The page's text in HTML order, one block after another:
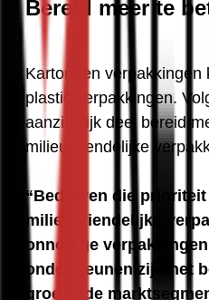
Bereid meer te
Kartonnen verpakkingen
plastic verpakkingen.
aanzienlijk deel bereid
milieuvriendelijke
“Bedrijven die prioriteit
milieuvriendelijke
onnodige
ondersteunen zijn het
groeiende